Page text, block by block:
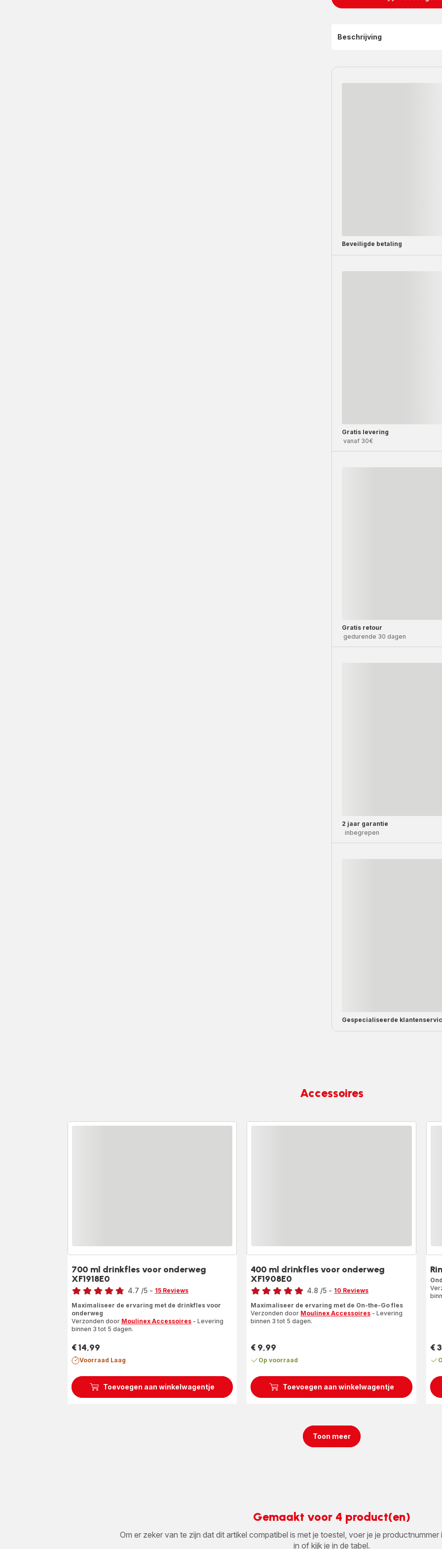
Beschrijving
Beveiligde betaling
Gratis levering
vanaf 30€
Gratis retour
gedurende 30 dagen
2 jaar garantie
inbegrepen
Gespecialiseerde
Accessoires
Toevoegen aan winkelwagentje
700 ml drinkfles voor onderweg
XF1918E0
Beoordeling
4.7 /5 - 15 Reviews
Maximaliseer de ervaring met de drinkfles voor
onderweg
Verzonden door Moulinex Accessoires- Levering
binnen 3 tot 5 dagen.
Prijs
€ 14,99
Voorraad Laag
Toevoegen aan winkelwagentje
400 ml drinkfles voor onderweg
XF1908E0
Beoordeling
4.8 /5 - 10 Reviews
Maximaliseer de ervaring met de On-the-Go fles
Verzonden door Moulinex Accessoires - Levering
binnen 3 tot 5 dagen.
Prijs
€ 9,99
Op voorraad
Prijs
€
Toon meer
Gemaakt voor 4 product(en)
Om er zeker van te zijn dat dit artikel compatibel is met je toestel, voer je je
in of kijk je in de tabel.